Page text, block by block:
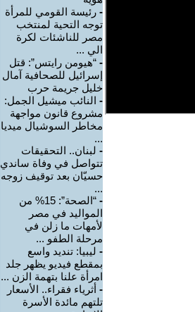
- رئيسة القومي للمرأة
توجه التحية لمنتخب
مصر للناشئات لكرة
الي ...
- “هيومن رايتس”: قتل
إسرائيل للصحافية آمال
خليل جريمة حرب
- النائب ميشيل الجمل:
مشروع قانون مواجهة
مخاطر السوشيال ميديا
...
- لبنان.. التحقيقات
تتواصل في وفاة ساندي
حسيّان بعد توقيف زوجه
...
-
“الصحة”: 15% من
المواليد في مصر
لأمهات ما زلن في
مرحلة الطفو ...
- ليبيا: تنديد واسع
بمقطع فيديو يظهر جلد
امرأة علنا بتهمة الزن ...
- أثرياء فقراء.. الأسعار
تلتهم مائدة الأسرة